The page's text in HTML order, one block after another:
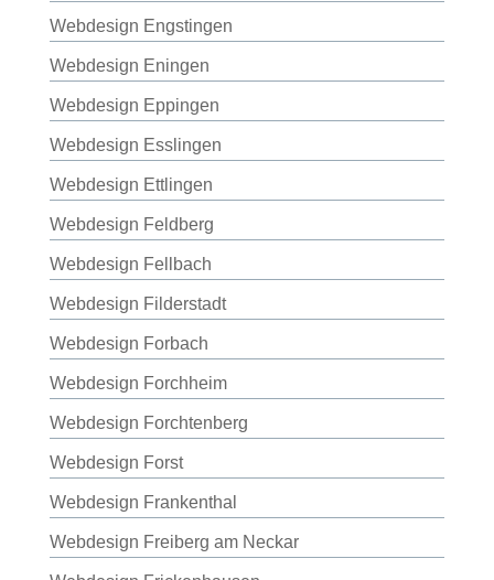
Webdesign Engstingen
Webdesign Eningen
Webdesign Eppingen
Webdesign Esslingen
Webdesign Ettlingen
Webdesign Feldberg
Webdesign Fellbach
Webdesign Filderstadt
Webdesign Forbach
Webdesign Forchheim
Webdesign Forchtenberg
Webdesign Forst
Webdesign Frankenthal
Webdesign Freiberg am Neckar